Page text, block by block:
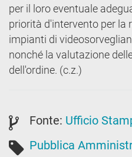
per il loro eventuale
priorità d'intervento per la
impianti di
nonché la valutazione
dell'ordine. (c.z.)
Fonte: Ufficio
Pubblica